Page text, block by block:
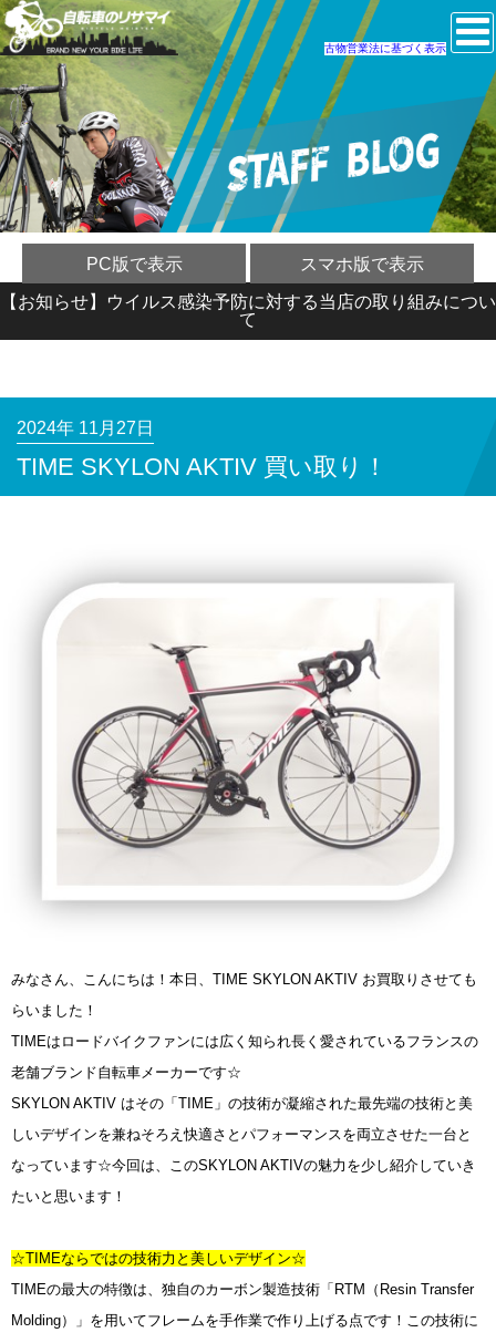
古物営業法に基づく表示
PC版で表示 スマホ版で表示
【お知らせ】ウイルス感染予防に対する当店の取り組みについ
て
2024年 11月27日
TIME SKYLON AKTIV 買い取り！
みなさん、こんにちは！本日、TIME SKYLON AKTIV お買取りさせても
らいました！
TIMEはロードバイクファンには広く知られ長く愛されているフランスの
老舗ブランド自転車メーカーです☆
SKYLON AKTIV はその「TIME」の技術が凝縮された最先端の技術と美
しいデザインを兼ねそろえ快適さとパフォーマンスを両立させた一台と
なっています☆今回は、このSKYLON AKTIVの魅力を少し紹介していき
たいと思います！
☆TIMEならではの技術力と美しいデザイン☆
TIMEの最大の特徴は、独自のカーボン製造技術「RTM（Resin Transfer
Molding）」を用いてフレームを手作業で作り上げる点です！この技術に